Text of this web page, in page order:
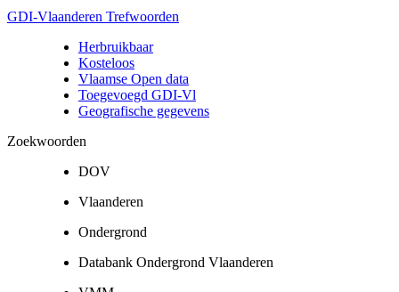
GDI-Vlaanderen Trefwoorden
Herbruikbaar
Kosteloos
Vlaamse Open data
Toegevoegd GDI-Vl
Geografische gegevens
Zoekwoorden
DOV
Vlaanderen
Ondergrond
Databank Ondergrond Vlaanderen